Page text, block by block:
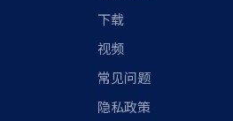
下载
视频
常见问题
隐私政策